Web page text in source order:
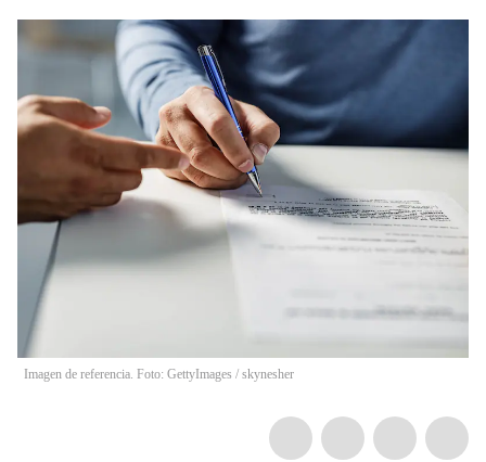
Imagen de referencia. Foto: GettyImages / skynesher